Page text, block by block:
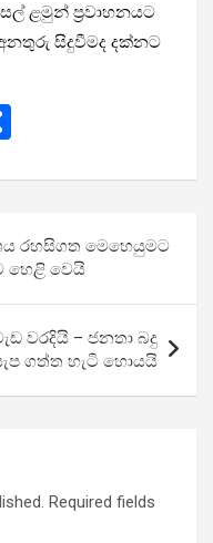
ළමුන් ප්‍රවාහනයට
සිදුවීමද දක්නට
ar
eරහසිගත මෙහෙයුමට
හෙළි වෙයි
වරදියි – ජනතා බදු
ගත්ත හැටි හොයයි
Required fields